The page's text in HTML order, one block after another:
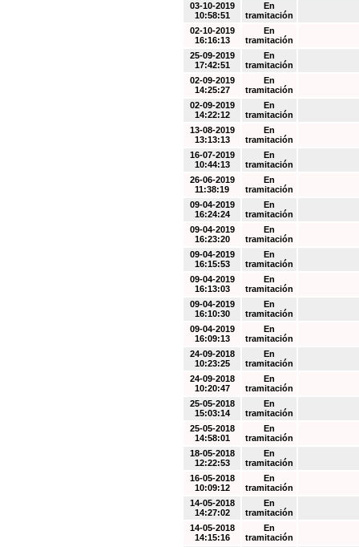
03-10-2019
10:58:51
En
tramitación
02-10-2019
16:16:13
En
tramitación
25-09-2019
17:42:51
En
tramitación
02-09-2019
14:25:27
En
tramitación
02-09-2019
14:22:12
En
tramitación
13-08-2019
13:13:13
En
tramitación
16-07-2019
10:44:13
En
tramitación
26-06-2019
11:38:19
En
tramitación
09-04-2019
16:24:24
En
tramitación
09-04-2019
16:23:20
En
tramitación
09-04-2019
16:15:53
En
tramitación
09-04-2019
16:13:03
En
tramitación
09-04-2019
16:10:30
En
tramitación
09-04-2019
16:09:13
En
tramitación
24-09-2018
10:23:25
En
tramitación
24-09-2018
10:20:47
En
tramitación
25-05-2018
15:03:14
En
tramitación
25-05-2018
14:58:01
En
tramitación
18-05-2018
12:22:53
En
tramitación
16-05-2018
10:09:12
En
tramitación
14-05-2018
14:27:02
En
tramitación
14-05-2018
14:15:16
En
tramitación